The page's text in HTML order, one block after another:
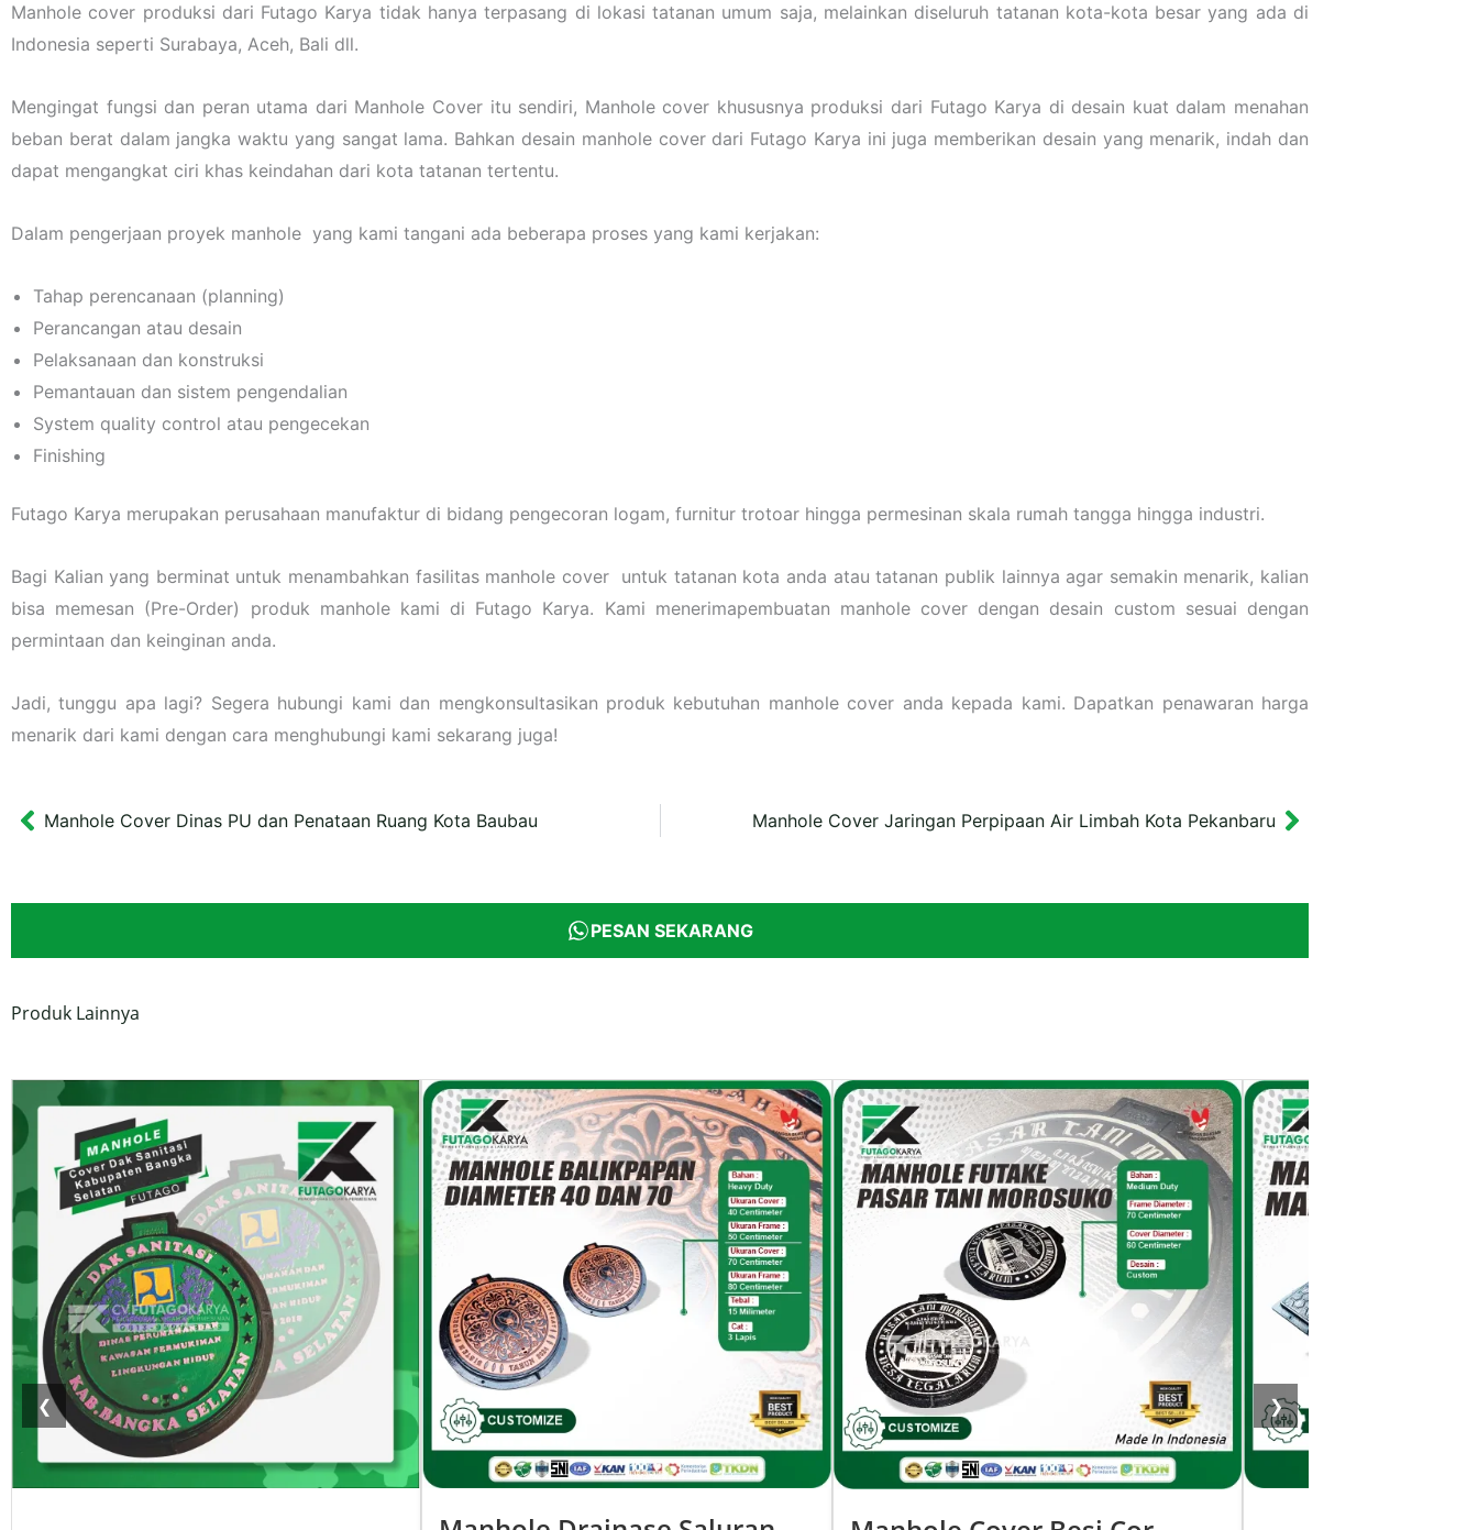
Manhole cover produksi dari Futago Karya tidak hanya terpasang di lokasi tatanan umum saja, melainkan diseluruh tatanan kota-kota besar yang ada di
Indonesia seperti Surabaya, Aceh, Bali dll.
Mengingat fungsi dan peran utama dari Manhole Cover itu sendiri, Manhole cover khususnya produksi dari Futago Karya di desain kuat dalam menahan
beban berat dalam jangka waktu yang sangat lama. Bahkan desain manhole cover dari Futago Karya ini juga memberikan desain yang menarik, indah dan
dapat mengangkat ciri khas keindahan dari kota tatanan tertentu.
Dalam pengerjaan proyek manhole yang kami tangani ada beberapa proses yang kami kerjakan:
Tahap perencanaan (planning)
Perancangan atau desain
Pelaksanaan dan konstruksi
Pemantauan dan sistem pengendalian
System quality control atau pengecekan
Finishing
Futago Karya merupakan perusahaan manufaktur di bidang pengecoran logam, furnitur trotoar hingga permesinan skala rumah tangga hingga industri.
Bagi Kalian yang berminat untuk menambahkan fasilitas manhole cover untuk tatanan kota anda atau tatanan publik lainnya agar semakin menarik, kalian
bisa memesan (Pre-Order) produk manhole kami di Futago Karya. Kami menerimapembuatan manhole cover dengan desain custom sesuai dengan
permintaan dan keinginan anda.
Jadi, tunggu apa lagi? Segera hubungi kami dan mengkonsultasikan produk kebutuhan manhole cover anda kepada kami. Dapatkan penawaran harga
menarik dari kami dengan cara menghubungi kami sekarang juga!
Prev
Manhole Cover Dinas PU dan Penataan Ruang Kota Baubau Manhole Cover Jaringan Perpipaan Air Limbah Kota Pekanbaru Next
PESAN SEKARANG
Produk Lainnya
❮ ❯